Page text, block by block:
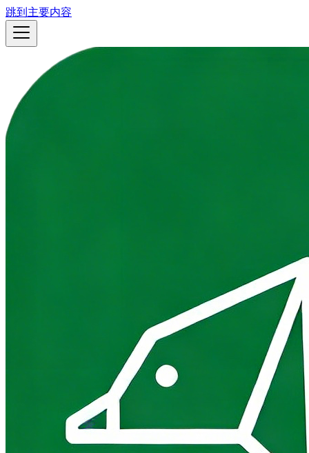
跳到主要内容